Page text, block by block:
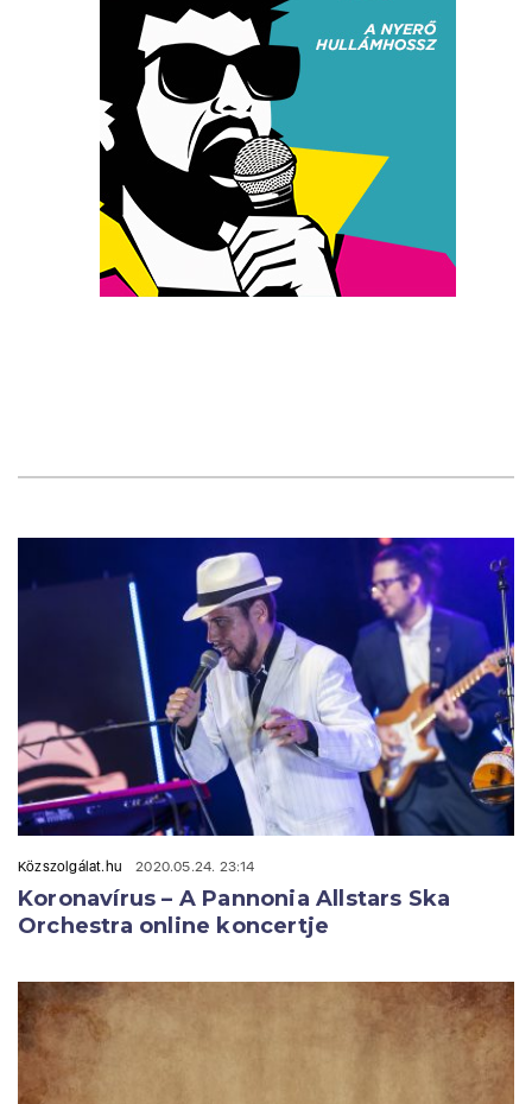
Közszolgálat.hu 2020.05.24. 23:14
Koronavírus – A Pannonia Allstars Ska
Orchestra online koncertje